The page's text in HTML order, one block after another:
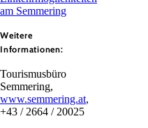
am Semmering
Weitere
Informationen:
Tourismusbüro
Semmering,
www.semmering.at,
+43 / 2664 / 20025